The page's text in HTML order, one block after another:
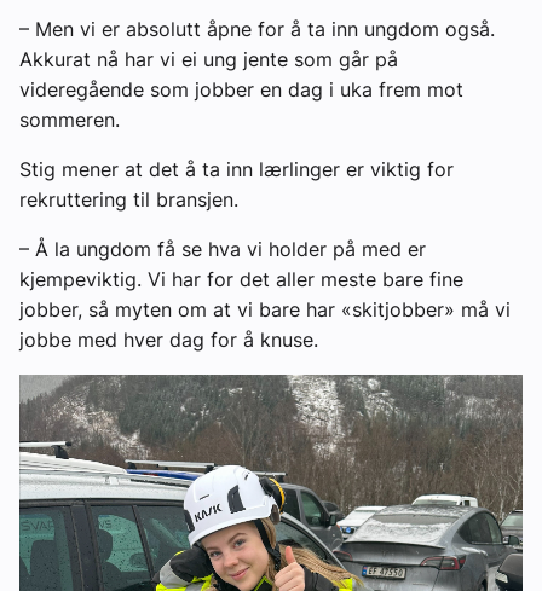
– Men vi er absolutt åpne for å ta inn ungdom også.
Akkurat nå har vi ei ung jente som går på
videregående som jobber en dag i uka frem mot
sommeren.
Stig mener at det å ta inn lærlinger er viktig for
rekruttering til bransjen.
– Å la ungdom få se hva vi holder på med er
kjempeviktig. Vi har for det aller meste bare fine
jobber, så myten om at vi bare har «skitjobber» må vi
jobbe med hver dag for å knuse.